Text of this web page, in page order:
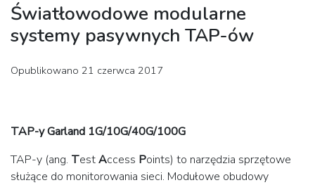
Światłowodowe modularne
systemy pasywnych TAP-ów
Opublikowano 21 czerwca 2017
TAP-y Garland 1G/10G/40G/100G
TAP-y (ang. TestAccess Points) to narzędzia sprzętowe
służące do monitorowania sieci. Modułowe obudowy